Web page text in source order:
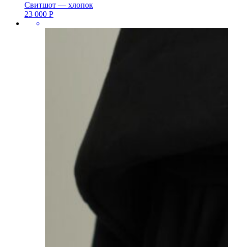
Свитшот — хлопок
23 000 Р